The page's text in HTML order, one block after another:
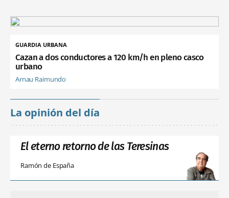
GUARDIA URBANA
Cazan a dos conductores a 120 km/h en pleno casco
urbano
Arnau Raimundo
La opinión del día
El eterno retorno de las Teresinas
Ramón de España